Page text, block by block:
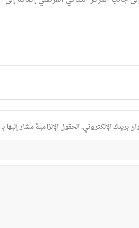
بريدك الإلكتروني.الحقول الإلزامية مشار إليها بـ